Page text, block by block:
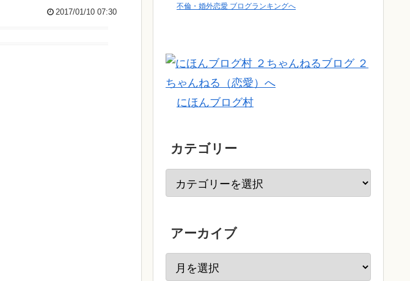
2017/01/10 07:30
不倫・婚外恋愛 ブログランキングへ
にほんブログ村
カテゴリー
アーカイブ